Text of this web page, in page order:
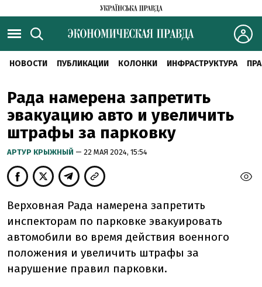
НОВОСТИ ПУБЛИКАЦИИ КОЛОНКИ ИНФРАСТРУКТУРА
Рада намерена запретить
эвакуацию авто и увеличить
штрафы за парковку
АРТУР КРЫЖНЫЙ — 22 МАЯ 2024, 15:54
Верховная Рада намерена запретить
инспекторам по парковке эвакуировать
автомобили во время действия военного
положения и увеличить штрафы за
нарушение правил парковки.